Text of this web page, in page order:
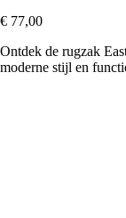
€ 77,00
Ontdek de rugzak
moderne stijl en